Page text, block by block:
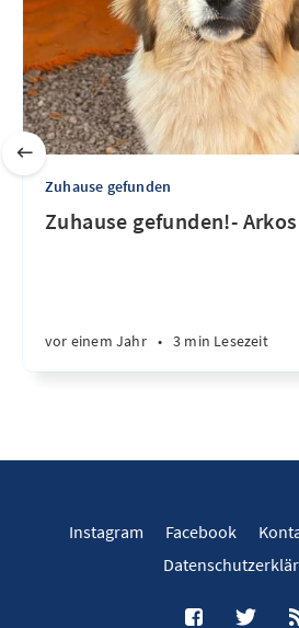
Zuhause gefunden
Zuhause gefunden!-
vor einem Jahr • 3 min Lesezeit
Instagram Facebook